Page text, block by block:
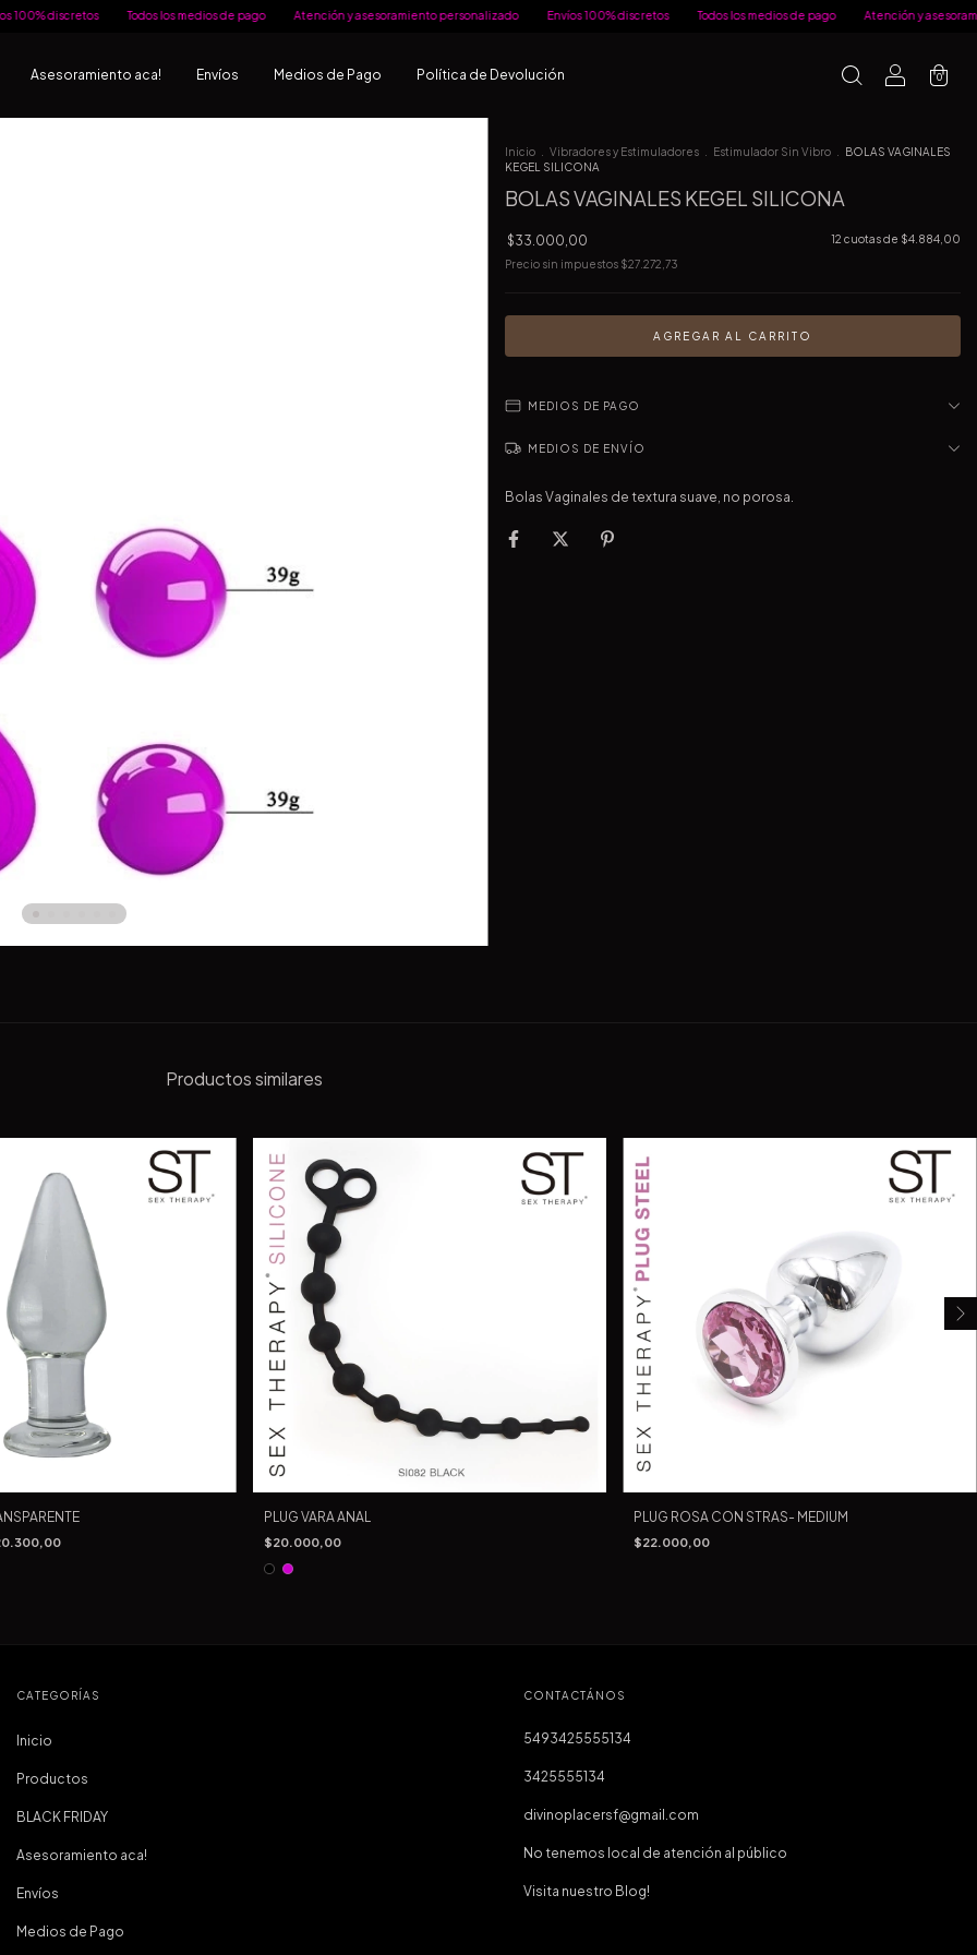
Todos los medios de pago Atención y asesoramiento personalizado Envíos 100% discretos Todos los medios de pago Atención y asesoramiento
Asesoramiento aca! Envíos Medios de Pago Política de Devolución 0
Inicio Vibradores y Estimuladores Estimulador Sin Vibro
BOLAS VAGINALES
KEGEL SILICONA
BOLAS VAGINALES KEGEL SILICONA
$33.000,00 12 cuotas de $4.884,00
Precio sin impuestos $27.272,73
MEDIOS DE PAGO
MEDIOS DE ENVÍO
Bolas Vaginales de textura suave, no porosa.
Productos similares
PLUG VARA ANAL
$20.000,00
PLUG ROSA CON STRAS- MEDIUM
$22.000,00
CATEGORÍAS
Inicio
Productos
BLACK FRIDAY
Asesoramiento aca!
Envíos
Medios de Pago
CONTACTÁNOS
5493425555134
3425555134
divinoplacersf@gmail.com
No tenemos local de atención al público
Visita nuestro Blog!